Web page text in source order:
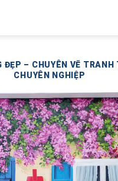
ĐẸP – CHUYÊN VẼ TRANH
CHUYÊN NGHIỆP